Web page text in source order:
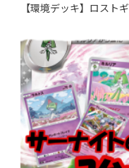
【環境デッキ】ロスト